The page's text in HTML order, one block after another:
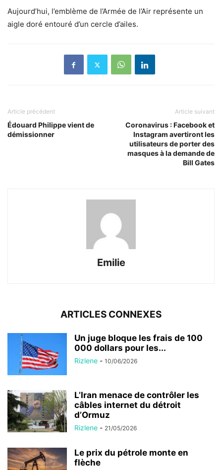
Aujourd’hui, l’emblème de l’Armée de l’Air représente un
aigle doré entouré d’un cercle d’ailes.
Article précédent
Édouard Philippe vient de
démissionner
Article suivant
Coronavirus : Facebook et
Instagram avertiront les
utilisateurs de porter des
masques à la demande de
Bill Gates
Emilie
ARTICLES CONNEXES
Un juge bloque les frais de 100
000 dollars pour les...
Rizlene - 10/06/2026
L’Iran menace de contrôler les
câbles internet du détroit
d’Ormuz
Rizlene - 21/05/2026
Le prix du pétrole monte en
flèche